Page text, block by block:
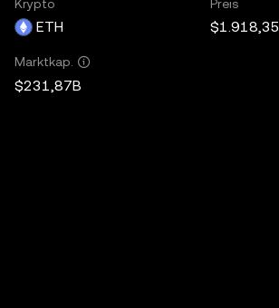
Krypto
ETH
Preis
$1.918,35
Marktkap.
$231,87B